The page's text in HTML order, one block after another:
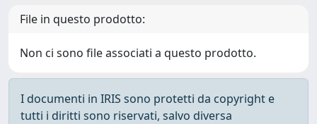
File in questo prodotto:
Non ci sono file associati a questo prodotto.
I documenti in IRIS sono protetti da copyright e
tutti i diritti sono riservati, salvo diversa